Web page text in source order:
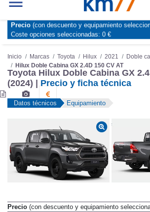
Marcas
Inicio Marcas Toyota Hilux 2021 Doble
Hilux Doble Cabina GX 2.4D 150 CV AT
Toyota Hilux Doble Cabina GX
(2024) | Precio y ficha técnica
Datos técnicos Equipamiento
Precio (con descuento y equipamiento
Precio (con descuento y equipamiento
Coste opciones seleccionadas: 0 €